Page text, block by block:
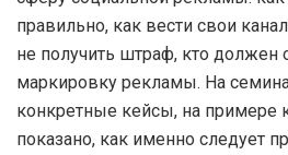
правильно, как вести свои
не получить штраф, кто должен
маркировку рекламы. На
конкретные кейсы, на примере
показано, как именно следует